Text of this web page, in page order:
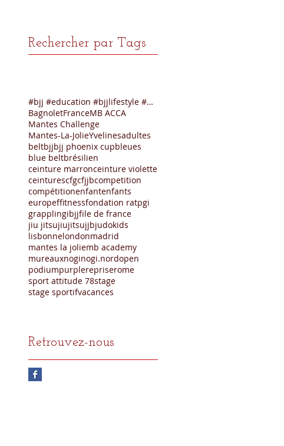
Rechercher par Tags
#bjj #education #bjjlifestyle #mbacademy #mantesla
BagnoletFranceMB ACCA
Mantes Challenge
Mantes-La-JolieYvelinesadultes
beltbjjbjj phoenix cupbleues
blue beltbrésilien
ceinture marronceinture violette
ceinturescfgcfjjbcompetition
compétitionenfantenfants
europeffitnessfondation ratpgi
grapplingibjjfile de france
jiu jitsujiujitsujjbjudokids
lisbonnelondonmadrid
mantes la joliemb academy
mureauxnoginogi.nordopen
podiumpurplerepriserome
sport attitude 78stage
stage sportifvacances
Retrouvez-nous